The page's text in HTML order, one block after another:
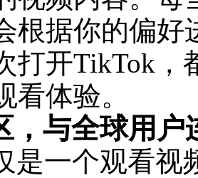
根据你的偏
打开TikTok，
看体验。
，与全球用户
是一个观看视